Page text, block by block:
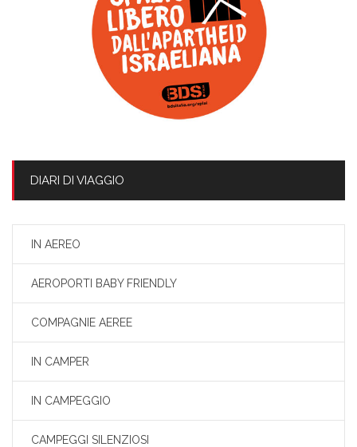
DIARI DI VIAGGIO
IN AEREO
AEROPORTI BABY FRIENDLY
COMPAGNIE AEREE
IN CAMPER
IN CAMPEGGIO
CAMPEGGI SILENZIOSI